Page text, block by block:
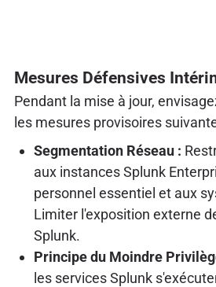
Mesures Défensives
Pendant la mise à jour,
les mesures provisoires
Segmentation Réseau :
aux instances Splunk
personnel essentiel et aux
Limiter l'exposition externe
Splunk.
Principe du Moindre
les services Splunk